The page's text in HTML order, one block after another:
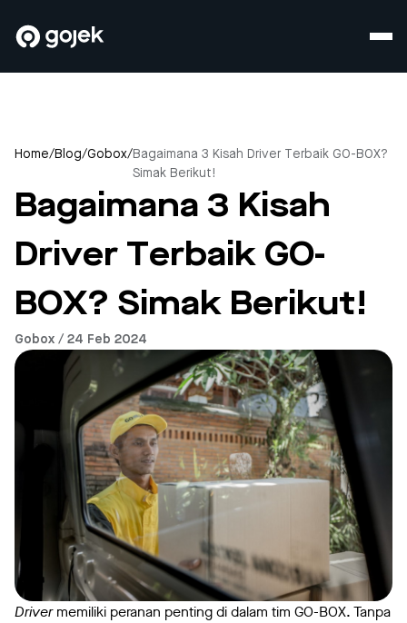
Home/Blog/Gobox/Bagaimana 3 Kisah Driver Terbaik GO-BOX?
Simak Berikut!
Bagaimana 3 Kisah
Driver Terbaik GO-
BOX? Simak Berikut!
Gobox / 24 Feb 2024
Drivermemiliki peranan penting di dalam tim GO-BOX. Tanpa